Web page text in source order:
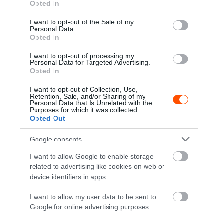
use your data for below specified purposes in below Google
consent section.
Opted In
I want to opt-out of the Sale of my
Personal Data.
Opted In
I want to opt-out of processing my
Personal Data for Targeted Advertising.
Opted In
I want to opt-out of Collection, Use,
Retention, Sale, and/or Sharing of my
Personal Data that Is Unrelated with the
Purposes for which it was collected.
Opted Out
Google consents
I want to allow Google to enable storage
related to advertising like cookies on web or
device identifiers in apps.
I want to allow my user data to be sent to
Google for online advertising purposes.
szaúdi Rakan Al-Rashed és a bajnoki címvédő Abdulaziz
Al-Kuwari előtt.
Szaúd-Arábia Rally (MERC), állás SS6 után
1 #1 Nasser Al-Attiyah – Cándido Carrera (QAT – SPA)
Skoda Fabia RS Rally2 29:56.1
2 #4 Juho Hanninen – Janni Hussi (FIN) Toyota GR Yaris
Rally2 +24.2
3 #5 Rakan Al-Rasheed – Hugo Magalhaes (KSA – POR)
4 #3 Abdulaziz Al-Kuwari – Lorcan Moore (QAT – IRL)
Citroen C3 Rally2 +1:43.3
Skoda Fabia Rally2 evo +4:04.3
6 #11 Abdullah Al-Zubair – Taha Al-Zadjali (OMN) Subaru